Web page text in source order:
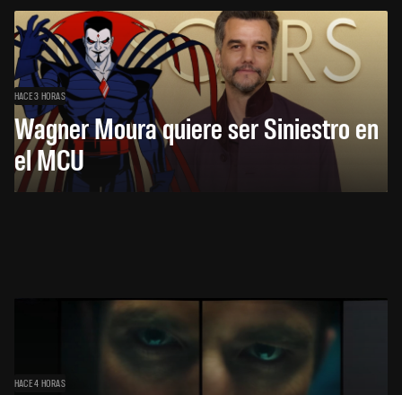
HACE 3 HORAS
Wagner Moura quiere ser Siniestro en
el MCU
HACE 4 HORAS